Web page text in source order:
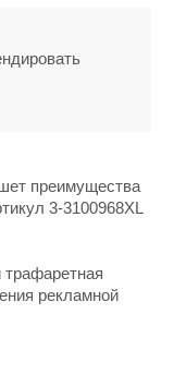
преимущества
3-3100968XL
рекламной